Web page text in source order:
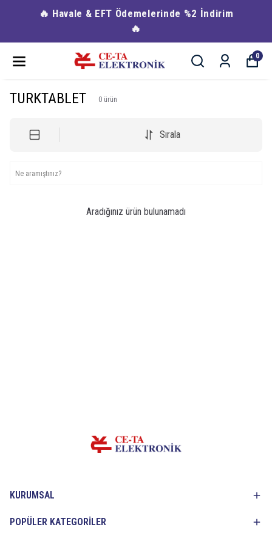
🔥 Havale & EFT Ödemelerinde %2 İndirim
🔥
0
TURKTABLET 0 ürün
Sırala
Aradığınız ürün bulunamadı
KURUMSAL
POPÜLER KATEGORİLER